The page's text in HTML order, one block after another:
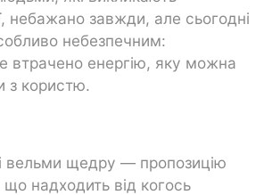
небажано завжди, але сьогодні
небезпечним:
втрачено енергію, яку можна
з користю.
вельми щедру — пропозицію
надходить від когось